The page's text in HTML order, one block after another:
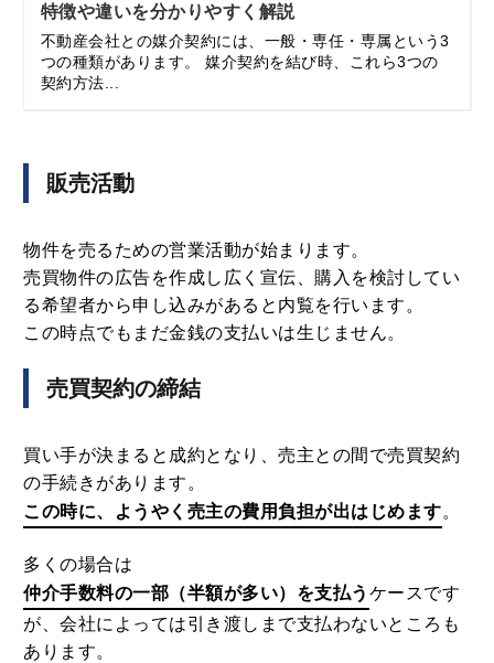
特徴や違いを分かりやすく解説
不動産会社との媒介契約には、一般・専任・専属という3
つの種類があります。 媒介契約を結び時、これら3つの
契約方法...
販売活動
物件を売るための営業活動が始まります。
売買物件の広告を作成し広く宣伝、購入を検討してい
る希望者から申し込みがあると内覧を行います。
この時点でもまだ金銭の支払いは生じません。
売買契約の締結
買い手が決まると成約となり、売主との間で売買契約
の手続きがあります。
この時に、ようやく売主の費用負担が出はじめます。
多くの場合は
仲介手数料の一部（半額が多い）を支払う ケースです
が、会社によっては引き渡しまで支払わないところも
あります。